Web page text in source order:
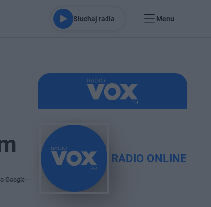
Słuchaj radia Menu
Google
RADIO ONLINE